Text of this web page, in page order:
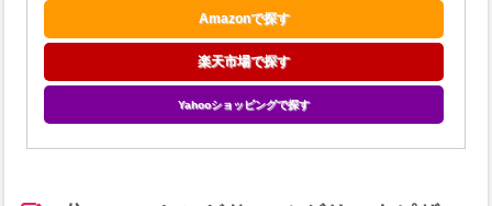
Amazonで探す
楽天市場で探す
Yahooショッピングで探す